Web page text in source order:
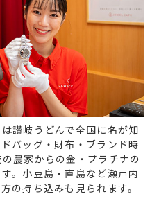
讃岐うどんで全国に名が知
バッグ・財布・ブランド時
農家からの金・プラチナの
。小豆島・直島など瀬戸内
の持ち込みも見られます。